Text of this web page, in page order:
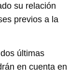
su relación
previos a la
últimas
en cuenta en